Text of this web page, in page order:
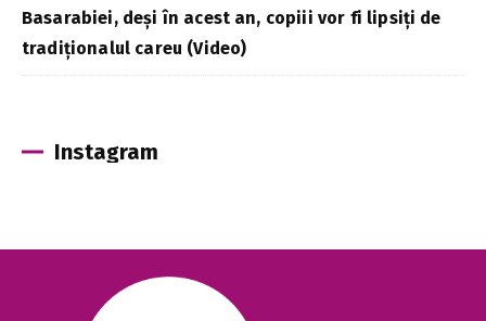
Basarabiei, deși în acest an, copiii vor fi lipsiți de
tradiționalul careu (Video)
Instagram